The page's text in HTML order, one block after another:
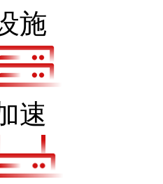
施
速